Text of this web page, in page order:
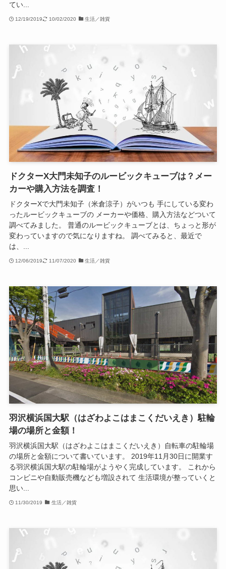
てい...
12/19/2019 10/02/2020 生活／雑貨
ドクターX大門未知子のルービックキューブは？メー
カーや購入方法を調査！
ドクターXで大門未知子（米倉涼子）がいつも 手にしている変わ
ったルービックキューブの メーカーや価格、購入方法などついて
調べてみました。 普通のルービックキューブとは、ちょっと形が
変わっていますので気になりますね。 調べてみると、最近で
は、...
12/06/2019 11/07/2020 生活／雑貨
羽沢横浜国大駅（はざわよこはまこくだいえき）駐輪
場の場所と金額！
羽沢横浜国大駅（はざわよこはまこくだいえき）自転車の駐輪場
の場所と金額について書いています。 2019年11月30日に開業す
る羽沢横浜国大駅の駐輪場がようやく完成しています。 これから
コンビニや自動販売機なども増設されて 生活環境が整っていくと
思い...
11/30/2019 生活／雑貨